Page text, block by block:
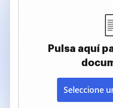
Pulsa aquí
Seleccione